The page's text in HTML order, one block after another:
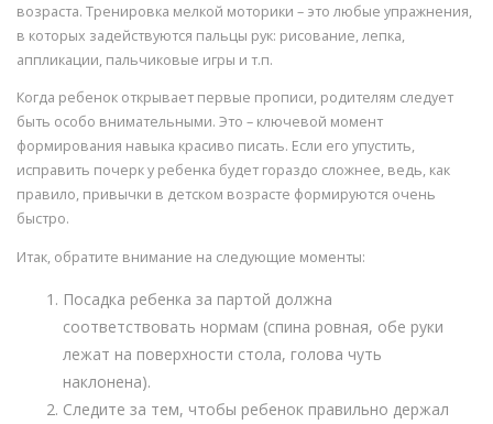
возраста. Тренировка мелкой моторики – это любые упражнения,
в которых задействуются пальцы рук: рисование, лепка,
аппликации, пальчиковые игры и т.п.
Когда ребенок открывает первые прописи, родителям следует
быть особо внимательными. Это – ключевой момент
формирования навыка красиво писать. Если его упустить,
исправить почерк у ребенка будет гораздо сложнее, ведь, как
правило, привычки в детском возрасте формируются очень
быстро.
Итак, обратите внимание на следующие моменты:
Посадка ребенка за партой должна
соответствовать нормам (спина ровная, обе руки
лежат на поверхности стола, голова чуть
наклонена).
Следите за тем, чтобы ребенок правильно держал